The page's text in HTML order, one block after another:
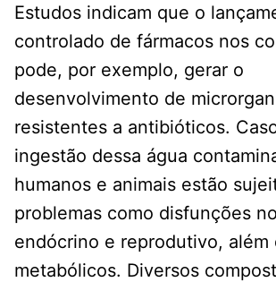
Estudos indicam que o
controlado de fármacos nos
pode, por exemplo, gerar o
desenvolvimento de
resistentes a antibióticos.
ingestão dessa água
humanos e animais estão
problemas como disfunções
endócrino e reprodutivo, além
metabólicos. Diversos